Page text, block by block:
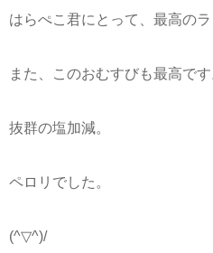
はらぺこ君にとって、最高のラ
また、このおむすびも最高です
抜群の塩加減。
ペロリでした。
(^▽^)/